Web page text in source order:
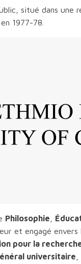
situé dans une
1977-78.
Philosophie
et engagé
pour la
universitaire